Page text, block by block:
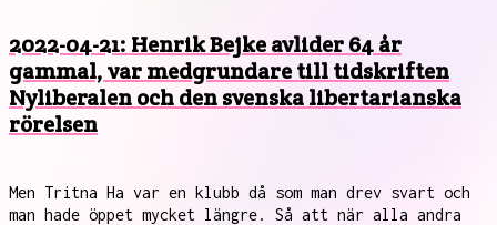
2022-04-21: Henrik Bejke avlider 64 år
gammal, var medgrundare till tidskriften
Nyliberalen och den svenska libertarianska
rörelsen
Men Tritna Ha var en klubb då som man drev svart och
man hade öppet mycket längre. Så att när alla andra